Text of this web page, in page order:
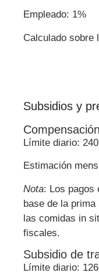
Empleado: 1%
Calculado sobre
Subsidios y
Límite diario:
Estimación
Nota: Los pagos
base de la
las comidas in
fiscales.
Subsidio de
Límite diario: